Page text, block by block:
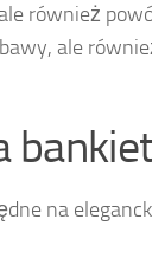
również
ale
na